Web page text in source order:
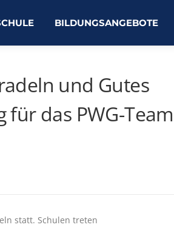
BILDUNGSANGEBOTE
und Gutes
das PWG-Team
statt. Schulen treten